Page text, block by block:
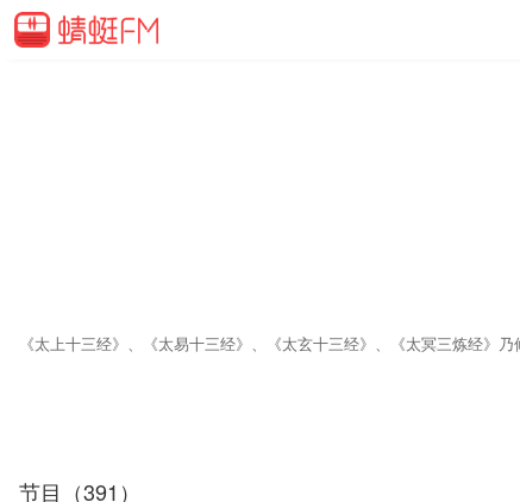
节目（391）